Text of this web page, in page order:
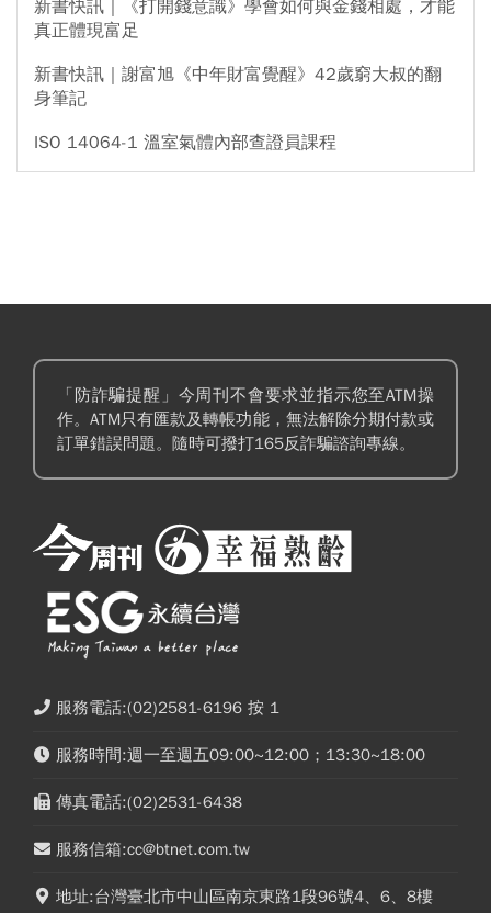
新書快訊｜《打開錢意識》學會如何與金錢相處，才能
真正體現富足
新書快訊｜謝富旭《中年財富覺醒》42歲窮大叔的翻
身筆記
ISO 14064-1 溫室氣體內部查證員課程
「防詐騙提醒」今周刊不會要求並指示您至ATM操
作。ATM只有匯款及轉帳功能，無法解除分期付款或
訂單錯誤問題。隨時可撥打165反詐騙諮詢專線。
服務電話:(02)2581-6196 按 1
服務時間:週一至週五09:00~12:00；13:30~18:00
傳真電話:(02)2531-6438
服務信箱:cc@btnet.com.tw
地址:台灣臺北市中山區南京東路1段96號4、6、8樓